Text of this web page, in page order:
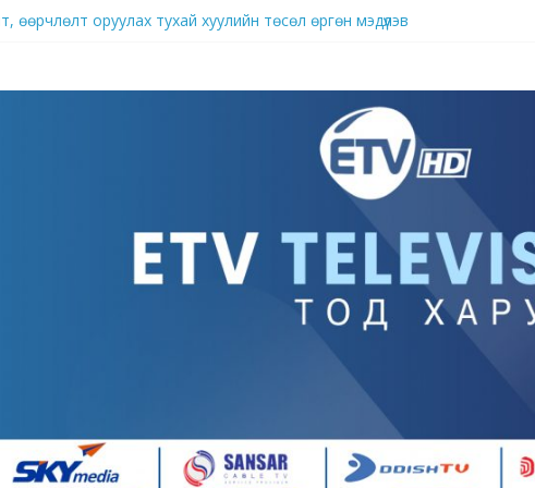
оруулах тухай хуулийн төсөл өргөн мэдүүлэв
импортыг орлох үйлдвэрлэлийг хөгжүүлж байна
ард иргэдийн аж амьдралыг гацаах хэмжээнд хүрч хэрхэвч болохгүй